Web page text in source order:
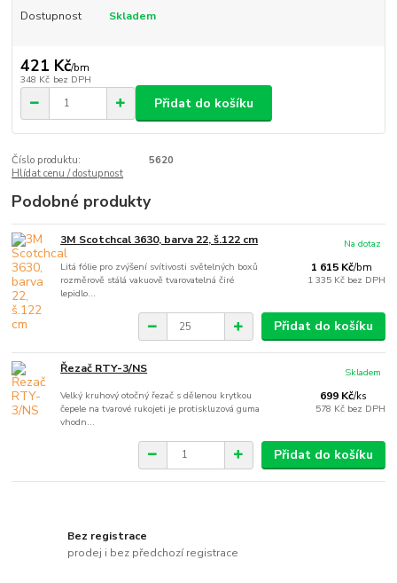
Dostupnost Skladem
421 Kč/bm
348 Kč bez DPH
Přidat do košíku
Číslo produktu:
5620
Hlídat cenu / dostupnost
Podobné produkty
3M Scotchcal 3630, barva 22, š.122 cm
Litá fólie pro zvýšení svítivosti světelných boxů
rozměrově stálá vakuově tvarovatelná čiré
lepidlo...
1 615 Kč/bm
1 335 Kč bez DPH
Na dotaz
Přidat do košíku
Řezač RTY-3/NS
Velký kruhový otočný řezač s dělenou krytkou
čepele na tvarové rukojeti je protiskluzová guma
vhodn...
699 Kč/ks
578 Kč bez DPH
Skladem
Přidat do košíku
Bez registrace
prodej i bez předchozí registrace